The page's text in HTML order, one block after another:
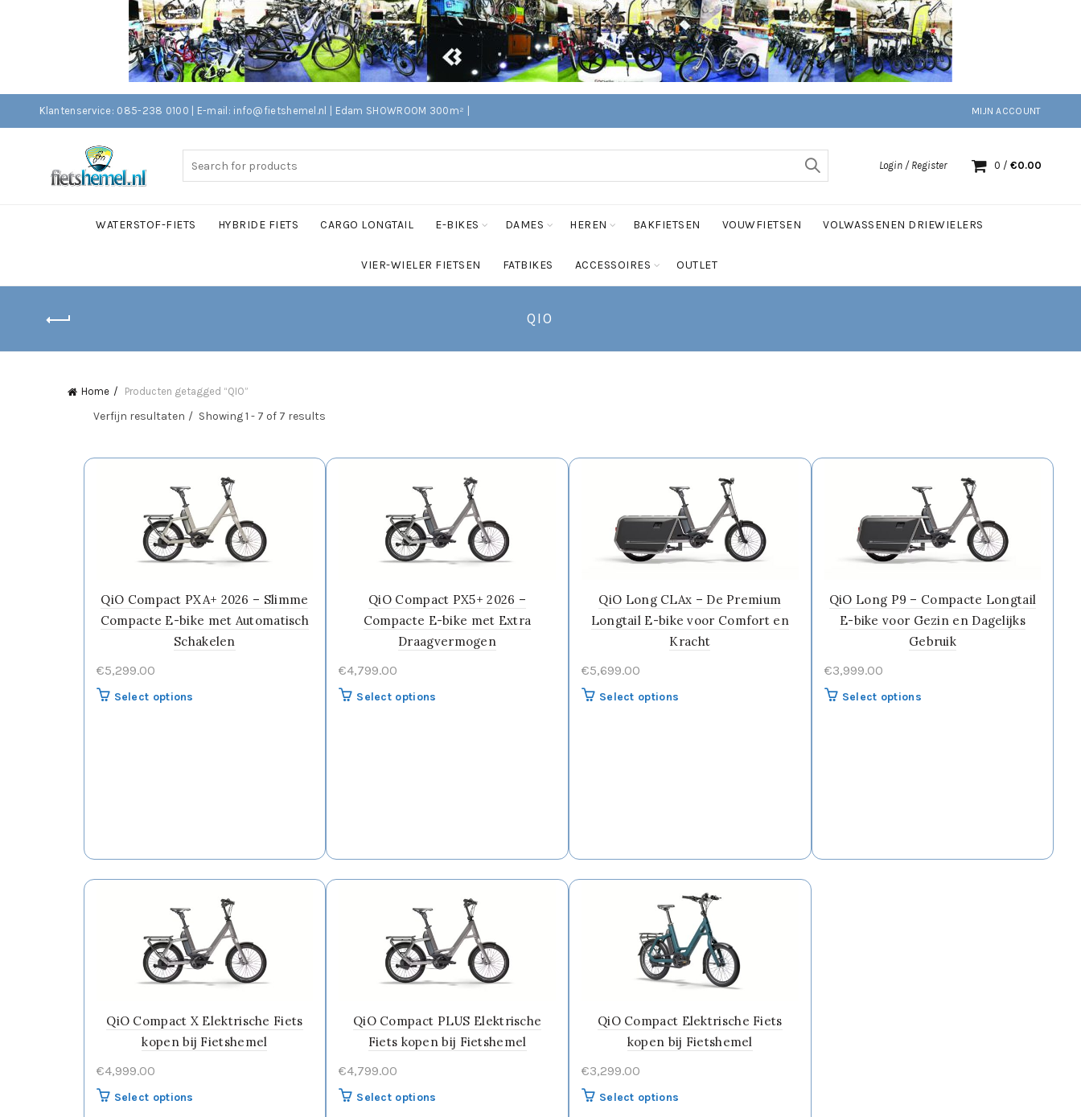
Klantenservice: 085-238 0100 | E-mail: info@fietshemel.nl | Edam SHOWROOM 300m² | MIJN ACCOUNT
Login / Register 0 / €0.00
WATERSTOF-FIETS HYBRIDE FIETS CARGO LONGTAIL E-BIKES DAMES HEREN BAKFIETSEN VOUWFIETSEN VOLWASSENEN DRIEWIELERS
VIER-WIELER FIETSEN FATBIKES ACCESSOIRES OUTLET
QIO
Home Producten getagged “QIO”
Verfijn resultaten Showing 1 - 7 of 7 results
QiO Compact PXA+ 2026 – Slimme
Compacte E-bike met Automatisch
Schakelen
€5,299.00
Select options
QiO Compact PX5+ 2026 –
Compacte E-bike met Extra
Draagvermogen
€4,799.00
Select options
QiO Long CLAx – De Premium
Longtail E-bike voor Comfort en
Kracht
€5,699.00
Select options
QiO Long P9 – Compacte Longtail
E-bike voor Gezin en Dagelijks
Gebruik
€3,999.00
Select options
QiO Compact X Elektrische Fiets
kopen bij Fietshemel
€4,999.00
Select options
QiO Compact PLUS Elektrische
Fiets kopen bij Fietshemel
€4,799.00
Select options
QiO Compact Elektrische Fiets
kopen bij Fietshemel
€3,299.00
Select options